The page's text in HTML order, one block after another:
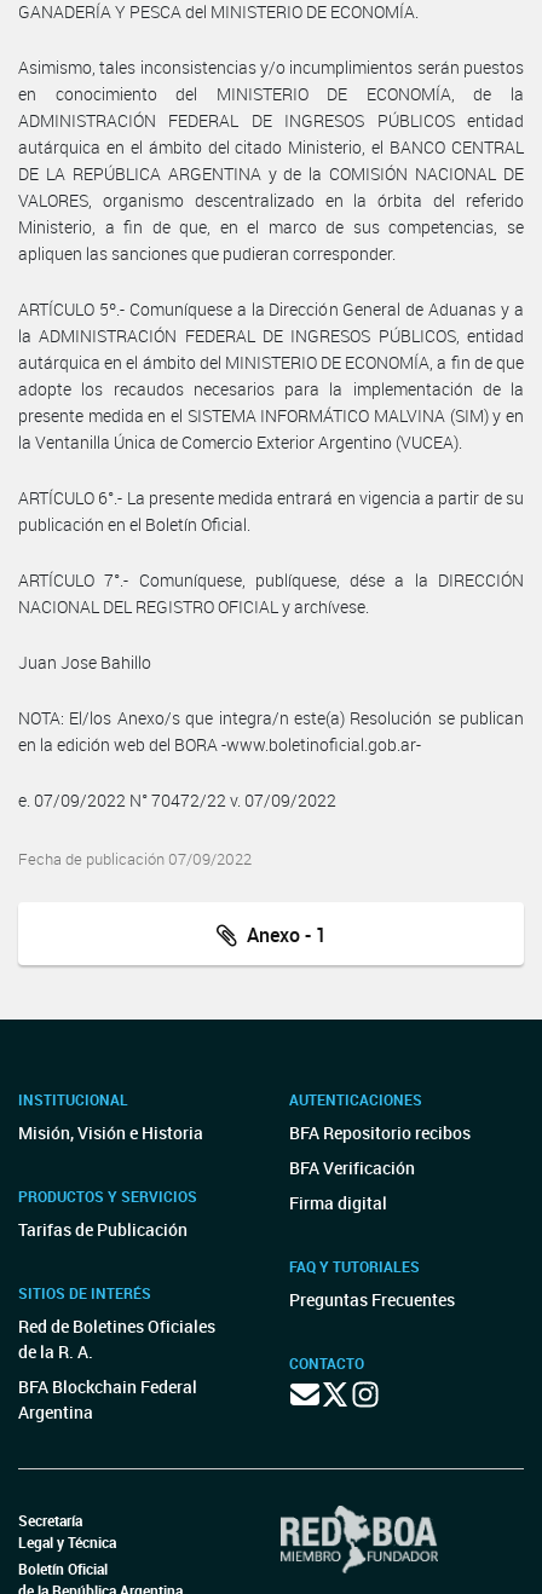
GANADERÍA Y PESCA del MINISTERIO DE ECONOMÍA.
Asimismo, tales inconsistencias y/o incumplimientos serán puestos
en conocimiento del MINISTERIO DE ECONOMÍA, de la
ADMINISTRACIÓN FEDERAL DE INGRESOS PÚBLICOS entidad
autárquica en el ámbito del citado Ministerio, el BANCO CENTRAL
DE LA REPÚBLICA ARGENTINA y de la COMISIÓN NACIONAL DE
VALORES, organismo descentralizado en la órbita del referido
Ministerio, a fin de que, en el marco de sus competencias, se
apliquen las sanciones que pudieran corresponder.
ARTÍCULO 5º.- Comuníquese a la Dirección General de Aduanas y a
la ADMINISTRACIÓN FEDERAL DE INGRESOS PÚBLICOS, entidad
autárquica en el ámbito del MINISTERIO DE ECONOMÍA, a fin de que
adopte los recaudos necesarios para la implementación de la
presente medida en el SISTEMA INFORMÁTICO MALVINA (SIM) y en
la Ventanilla Única de Comercio Exterior Argentino (VUCEA).
ARTÍCULO 6°.- La presente medida entrará en vigencia a partir de su
publicación en el Boletín Oficial.
ARTÍCULO 7°.- Comuníquese, publíquese, dése a la DIRECCIÓN
NACIONAL DEL REGISTRO OFICIAL y archívese.
Juan Jose Bahillo
NOTA: El/los Anexo/s que integra/n este(a) Resolución se publican
en la edición web del BORA -www.boletinoficial.gob.ar-
e. 07/09/2022 N° 70472/22 v. 07/09/2022
Fecha de publicación 07/09/2022
Anexo - 1
INSTITUCIONAL
Misión, Visión e Historia
PRODUCTOS Y SERVICIOS
Tarifas de Publicación
SITIOS DE INTERÉS
Red de Boletines Oficiales
de la R. A.
BFA Blockchain Federal
Argentina
AUTENTICACIONES
BFA Repositorio recibos
BFA Verificación
Firma digital
FAQ Y TUTORIALES
Preguntas Frecuentes
CONTACTO
Secretaría
Legal y Técnica
Boletín Oficial
de la República Argentina